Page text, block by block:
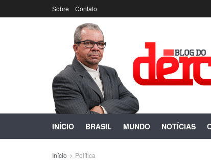
Sobre Contato
INÍCIO BRASIL MUNDO NOTÍCIAS
Início Política